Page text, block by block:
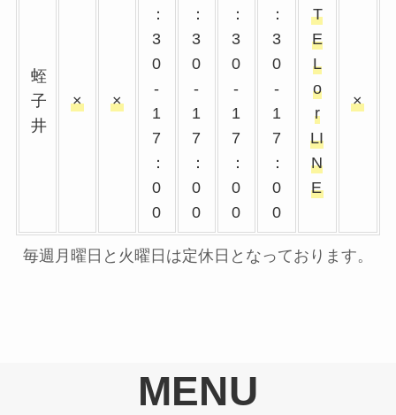
蛭
子
井
× ×
：
3
0
-
1
7
：
0
0
：
3
0
-
1
7
：
0
0
：
3
0
-
1
7
：
0
0
：
3
0
-
1
7
：
0
0
T
E
L
o
r
LI
N
E
×
毎週月曜日と火曜日は定休日となっております。
MENU